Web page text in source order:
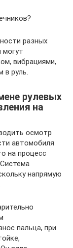
разных
могут
вибрациями,
в руль.
рулевых
на
осмотр
автомобиля
на процесс
напрямую
пальца, при